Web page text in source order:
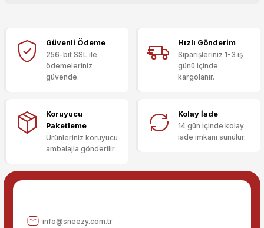
Ürün resmi kalitesiz, bozuk veya görüntülenemiyor.
Ürün açıklamasında eksik bilgiler bulunuyor.
Ürün fiyatı diğer sitelerden daha pahalı.
Bu ürüne benzer farklı alternatifler olmalı.
Sitemize ilk yorumu siz yapın!
Güvenli Ödeme
256-bit SSL ile
ödemeleriniz
güvende.
Hızlı Gönderim
Siparişleriniz 1-3 iş
günü içinde
kargolanır.
Koruyucu
Paketleme
Ürünleriniz koruyucu
ambalajla gönderilir.
Kolay İade
14 gün içinde kolay
iade imkanı sunulur.
info@sneezy.com.tr